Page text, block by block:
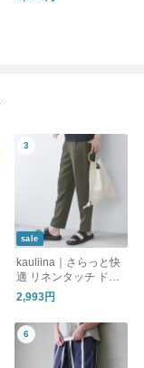
sale
kauliina｜さらっと快
適 リネンタッチ ドロ
ストタックテーパード
／ さらさらリネンタ
ッチ
2,993円